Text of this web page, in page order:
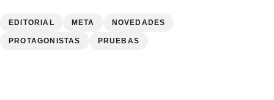
EDITORIAL META NOVEDADES
PROTAGONISTAS PRUEBAS